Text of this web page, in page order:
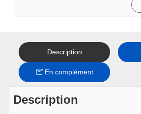
Description
En complément
Description